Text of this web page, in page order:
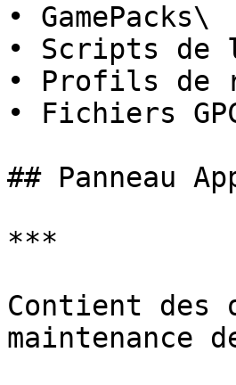
• GamePacks\
• Scripts de
• Profils de
• Fichiers
## Panneau
***
Contient